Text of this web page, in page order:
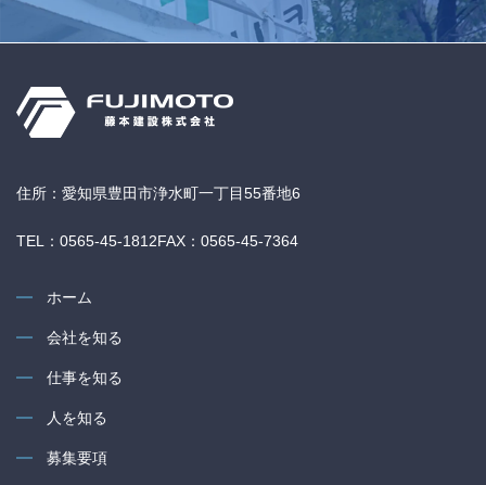
住所：愛知県豊田市浄水町一丁目55番地6
TEL：0565-45-1812FAX：0565-45-7364
ホーム
会社を知る
仕事を知る
人を知る
募集要項